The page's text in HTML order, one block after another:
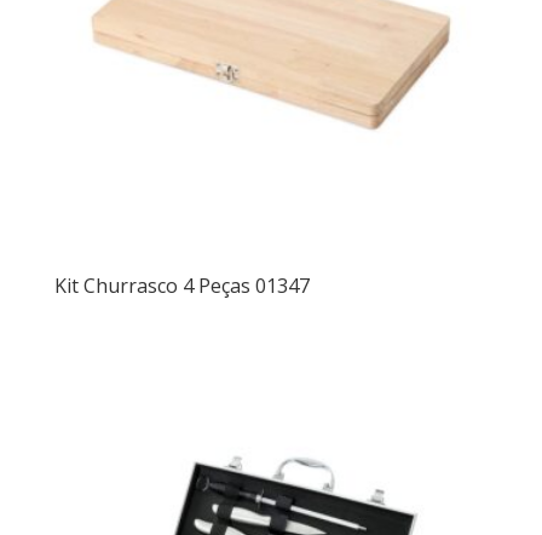
Kit Churrasco 4 Peças 01347